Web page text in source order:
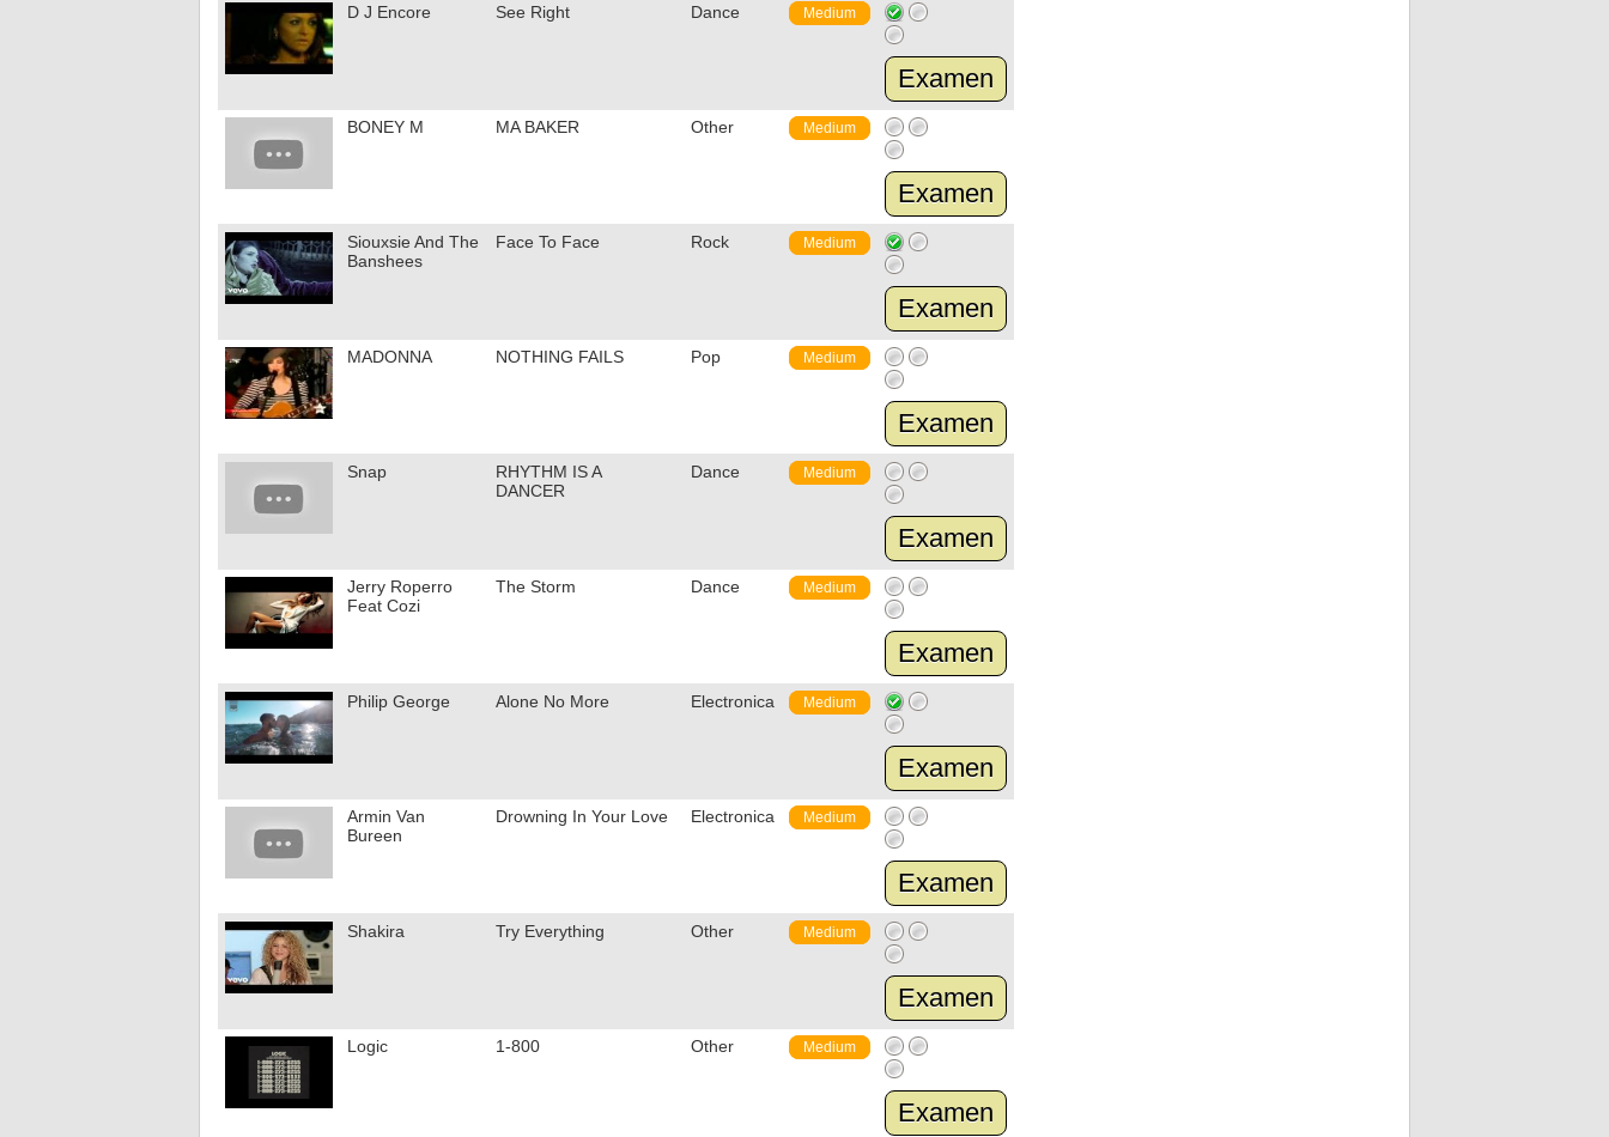
D J Encore See Right Dance Medium
Examen
BONEY M MA BAKER Other Medium
Examen
Siouxsie And The
Banshees
Face To Face Rock Medium
Examen
MADONNA NOTHING FAILS Pop Medium
Examen
Snap
RHYTHM IS A
DANCER
Dance Medium
Examen
Jerry Roperro
Feat Cozi
The Storm Dance Medium
Examen
Philip George Alone No More Electronica Medium
Examen
Armin Van
Bureen
Drowning In Your Love Electronica Medium
Examen
Shakira Try Everything Other Medium
Examen
Logic 1-800 Other Medium
Examen